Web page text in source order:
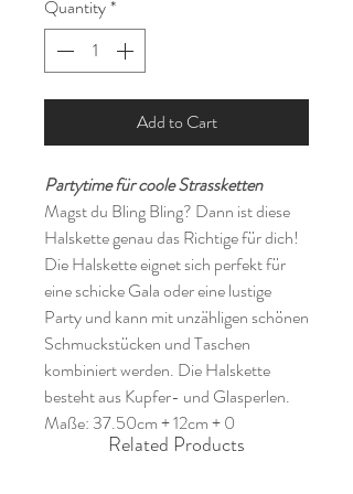
Quantity*
Add to Cart
Partytime für coole Strassketten
Magst du Bling Bling? Dann ist diese
Halskette genau das Richtige für dich!
Die Halskette eignet sich perfekt für
eine schicke Gala oder eine lustige
Party und kann mit unzähligen schönen
Schmuckstücken und Taschen
kombiniert werden. Die Halskette
besteht aus Kupfer- und Glasperlen.
Maße: 37.50cm + 12cm + 0
Related Products